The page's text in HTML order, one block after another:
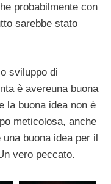
probabilmente con
sarebbe stato
sviluppo di
è avereuna buona
la buona idea non è
meticolosa, anche
buona idea per il
vero peccato.